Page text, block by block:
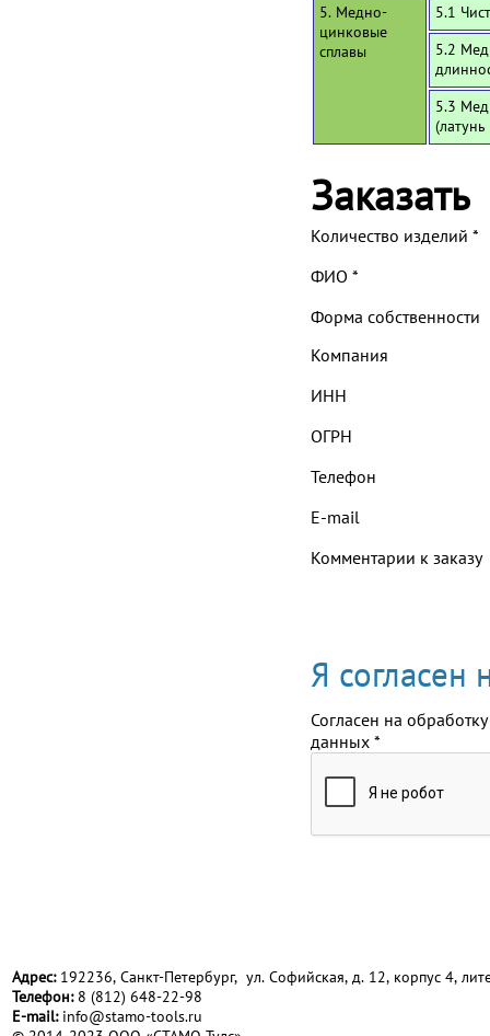
5. Медно-
цинковые
сплавы
5.1
5.2
5.3
Заказать
Количество изделий *
ФИО *
Форма собственности
Компания
ИНН
ОГРН
Телефон
E-mail
Комментарии к заказу
Я согласен
Согласен на обработку
данных *
Адрес:192236, Санкт-Петербург, ул. Софийская, д. 12, корпус 4,
Телефон:8 (812) 648-22-98
Е-mail: info@stamo-tools.ru